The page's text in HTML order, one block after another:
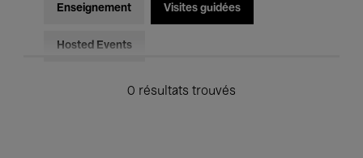
Enseignement Visites guidées
Hosted Events
0 résultats trouvés